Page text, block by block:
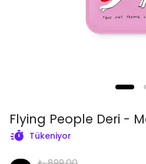
Flying People Deri -
Tükeniyor